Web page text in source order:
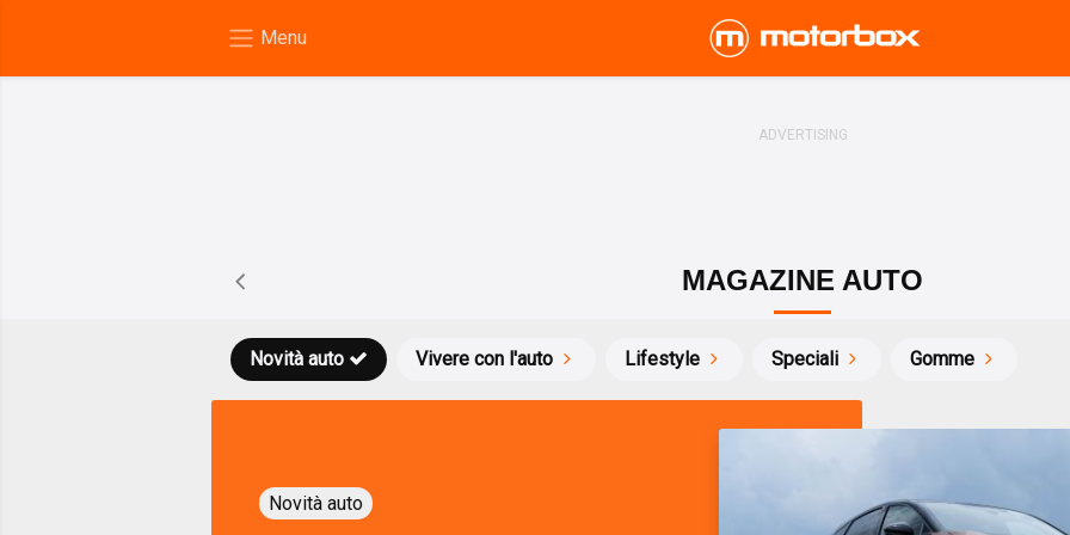
MAGAZINE AUTO
Novità auto Vivere con l'auto Lifestyle Speciali Gomme
Novità auto